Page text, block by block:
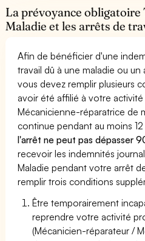
La prévoyance obligatoire
Maladie et les arrêts de
Afin de bénéficier d'une
travail dû à une maladie ou
vous devez remplir plusieurs
avoir été affilié à votre
Mécanicienne-réparatrice de
continue pendant au moins
l'arrêt ne peut pas dépasser
recevoir les indemnités
Maladie pendant votre arrêt
remplir trois conditions
Être temporairement
reprendre votre activité
(Mécanicien-réparateur /